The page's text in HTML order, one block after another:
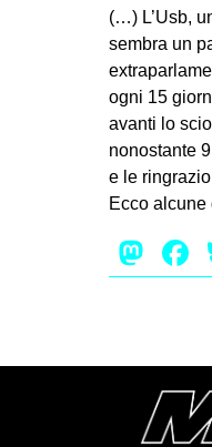
(…) L’Usb,
sembra un
ogni 15
avanti lo
nonostante
e le
Ecco